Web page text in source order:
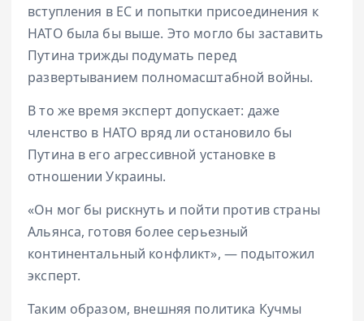
вступления в ЕС и попытки присоединения к
НАТО была бы выше. Это могло бы заставить
Путина трижды подумать перед
развертыванием полномасштабной войны.
В то же время эксперт допускает: даже
членство в НАТО вряд ли остановило бы
Путина в его агрессивной установке в
отношении Украины.
«Он мог бы рискнуть и пойти против страны
Альянса, готовя более серьезный
континентальный конфликт», — подытожил
эксперт.
Таким образом, внешняя политика Кучмы